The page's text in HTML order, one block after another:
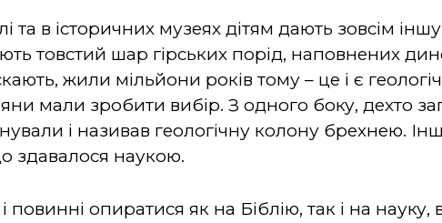
в історичних музеях дітям дають зовсім
товстий шар гірських порід, наповнених
жили мільйони років тому – це і є
мали зробити вибір. З одного боку, дехто
і називав геологічну колону брехнею.
здавалося наукою.
повинні опиратися як на Біблію, так і на